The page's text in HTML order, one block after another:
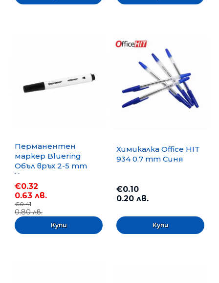
Перманентен
маркер Bluering
Объл връх 2-5 mm
Черен
€0.32
0.63 лв.
€0.41
0.80 лв.
Химикалка Office HIT
934 0.7 mm Синя
€0.10
0.20 лв.